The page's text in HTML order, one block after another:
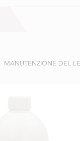
MANUTENZIONE DEL